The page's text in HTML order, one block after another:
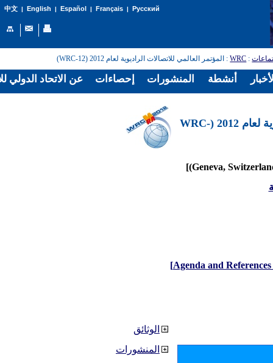
中文| English | Español | Français| Русский
:
WRC: المؤتمر العالمي للاتصالات الراديوية لعام 2012 (WRC-12)
المؤتمر العالمي للاتصالات الراديوية لعام 2012 (WRC-
الوثائق
المنشورات
عن الاتحاد الدولي إحصاءات المنشورات أنشطة